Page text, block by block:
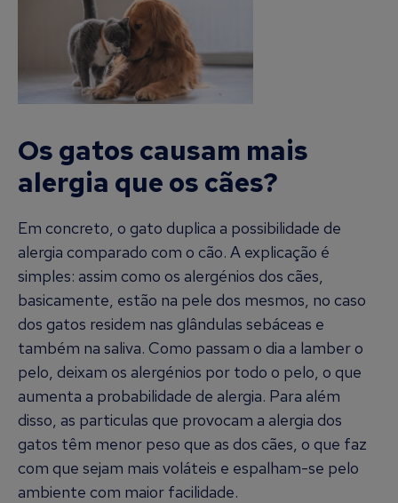
Os gatos causam mais
alergia que os cães?
Em concreto, o gato duplica a possibilidade de
alergia comparado com o cão. A explicação é
simples: assim como os alergénios dos cães,
basicamente, estão na pele dos mesmos, no caso
dos gatos residem nas glândulas sebáceas e
também na saliva. Como passam o dia a lamber o
pelo, deixam os alergénios por todo o pelo, o que
aumenta a probabilidade de alergia. Para além
disso, as particulas que provocam a alergia dos
gatos têm menor peso que as dos cães, o que faz
com que sejam mais voláteis e espalham-se pelo
ambiente com maior facilidade.